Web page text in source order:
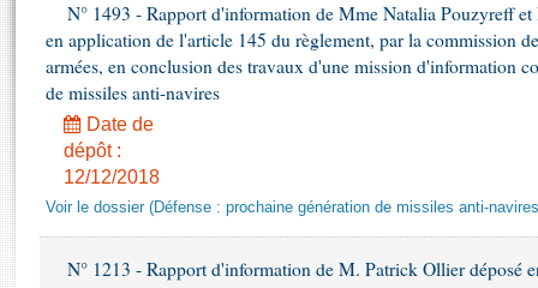
Projets de loi
Propositions de loi
Amendements
Textes adoptés
Rapports d'information
Rapports d'enquête
Rapports sur l'application des lois
Histoire
Juniors
Anciennes législatures
Liens vers les sites publics
Contacts et plan d'accès
Photos libres de droit
N° 1493 - Rapport d'information de Mme Natalia Pouzyreff
en application de l'article 145 du règlement, par la commission
armées, en conclusion des travaux d'une mission d'information
de missiles anti-navires
Date de
dépôt :
12/12/2018
Voir le dossier (Défense : prochaine génération de missiles anti-
N° 1213 - Rapport d'information de M. Patrick Ollier déposé